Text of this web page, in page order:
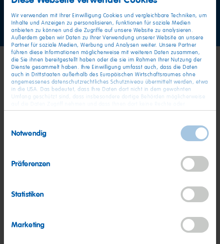
Wir verwenden mit Ihrer Einwilligung Cookies und vergleichbare Techniken, um
Inhalte und Anzeigen zu personalisieren, Funktionen für soziale Medien
anbieten zu können und die Zugriffe auf unsere Website zu analysieren.
Außerdem geben wir Daten zu Ihrer Verwendung unserer Website an unsere
Partner für soziale Medien, Werbung und Analysen weiter. Unsere Partner
führen diese Informationen möglicherweise mit weiteren Daten zusammen,
die Sie ihnen bereitgestellt haben oder die sie im Rahmen Ihrer Nutzung der
Dienste gesammelt haben. Ihre Einwilligung umfasst auch, dass die Daten
auch in Drittstaaten außerhalb des Europäischen Wirtschaftsraumes ohne
angemessenes datenschutzrechtliches Schutzniveau übermittelt werden, etwa
in die USA. Das bedeutet, dass Ihre Daten dort nicht in dem gewohnten
Umfang geschützt sind, dass insbesondere dortige Behörden möglicherweise
Rechtsbehelfe zur Verfügung stehen. Sie haben das Rechts, Ihre Einwilligung
finden Sie detaillierten Informationen zur Verarbeitung
Ihrer Daten und zum Widerruf Ihrer Einwilligung. Unser Impressum finden Sie
Notwendig
Präferenzen
Statistiken
Marketing
seht selbst.